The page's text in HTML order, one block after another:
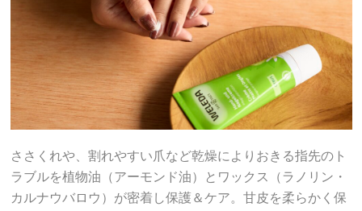
ささくれや、割れやすい爪など乾燥によりおきる指先のト
ラブルを植物油（アーモンド油）とワックス（ラノリン・
カルナウバロウ）が密着し保護＆ケア。甘皮を柔らかく保